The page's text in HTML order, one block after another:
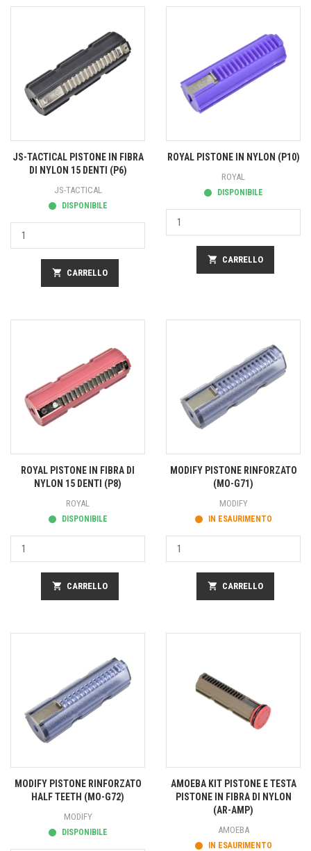
JS-TACTICAL PISTONE IN FIBRA
DI NYLON 15 DENTI (P6)
JS-TACTICAL
DISPONIBILE
shopping_cart CARRELLO
ROYAL PISTONE IN NYLON (P10)
ROYAL
DISPONIBILE
shopping_cart CARRELLO
ROYAL PISTONE IN FIBRA DI
NYLON 15 DENTI (P8)
ROYAL
DISPONIBILE
shopping_cart CARRELLO
MODIFY PISTONE RINFORZATO
(MO-G71)
MODIFY
IN ESAURIMENTO
shopping_cart CARRELLO
MODIFY PISTONE RINFORZATO
HALF TEETH (MO-G72)
MODIFY
DISPONIBILE
AMOEBA KIT PISTONE E TESTA
PISTONE IN FIBRA DI NYLON
(AR-AMP)
AMOEBA
IN ESAURIMENTO